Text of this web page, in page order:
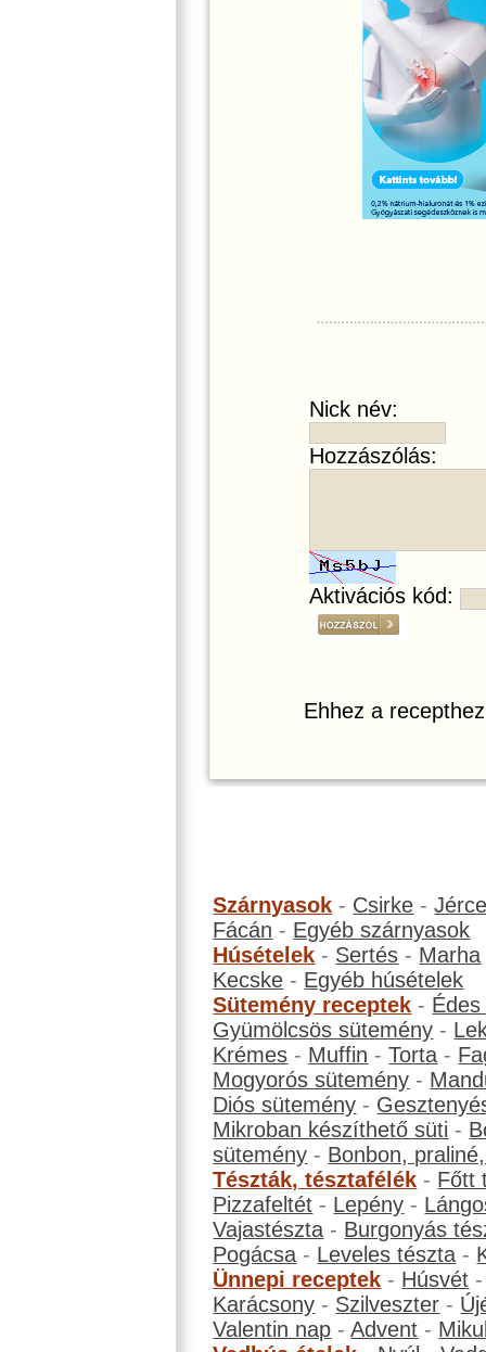
Nick név:
Hozzászólás:
Aktivációs kód:
Ehhez a
Szárnyasok - Csirke -
Fácán - Egyéb szárnyasok
Húsételek - Sertés - Marha
Kecske - Egyéb húsételek
Sütemény receptek -
Gyümölcsös sütemény -
Krémes - Muffin -Torta -
Mogyorós sütemény -
Diós sütemény -
Mikroban készíthető süti -
sütemény - Bonbon,
Tészták, tésztafélék - Főtt
Pizzafeltét - Lepény -
Vajastészta - Burgonyás
Pogácsa - Leveles tészta -
Ünnepi receptek - Húsvét
Karácsony - Szilveszter -
Valentin nap -Advent -